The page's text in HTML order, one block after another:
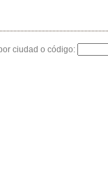
ciudad o código: